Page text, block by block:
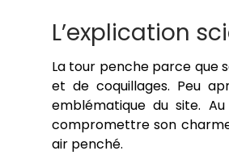
L’explication
La tour penche parce que
et de coquillages. Peu
emblématique du site.
compromettre son
air penché.